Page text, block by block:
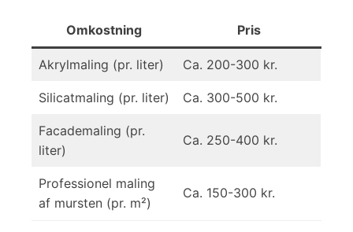
Omkostning Pris
Akrylmaling (pr. liter) Ca. 200-300 kr.
Silicatmaling (pr. liter) Ca. 300-500 kr.
Facademaling (pr.
liter)
Ca. 250-400 kr.
Professionel maling
af mursten (pr. m²)
Ca. 150-300 kr.